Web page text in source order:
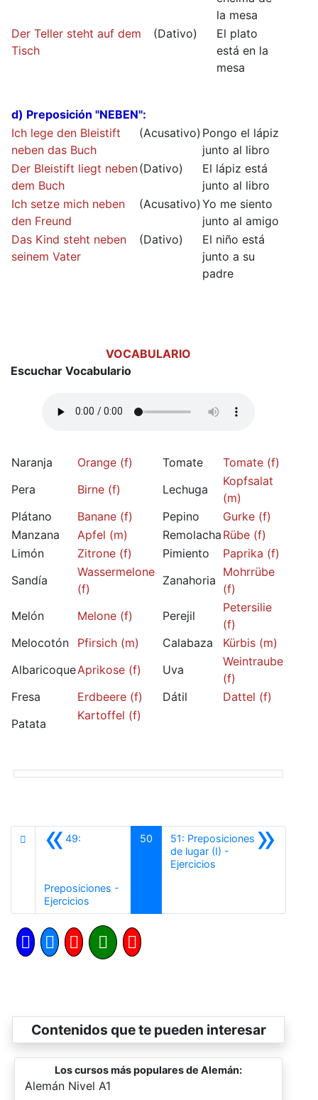
la mesa
Der Teller steht auf dem
Tisch
(Dativo)
El plato
está en la
mesa
d) Preposición "NEBEN":
Ich lege den Bleistift
neben das Buch
(Acusativo) Pongo el lápiz
junto al libro
Der Bleistift liegt neben
dem Buch
(Dativo)
El lápiz está
junto al libro
Ich setze mich neben
den Freund
(Acusativo) Yo me siento
junto al amigo
Das Kind steht neben
seinem Vater
(Dativo)
El niño está
junto a su
padre
VOCABULARIO
Escuchar Vocabulario
Naranja Orange (f) Tomate
Tomate (f)
Pera
Birne (f) Lechuga
Kopfsalat
(m)
Plátano
Banane (f) Pepino
Gurke (f)
Manzana
Apfel (m) Remolacha Rübe (f)
Limón
Zitrone (f) Pimiento
Paprika (f)
Sandía
Wassermelone
(f)
Zanahoria
Mohrrübe
(f)
Melón
Melone (f) Perejil
Petersilie
(f)
Melocotón
Pfirsich (m) Calabaza
Kürbis (m)
AlbaricoqueAprikose (f) Uva
Weintraube
(f)
Fresa
Erdbeere (f) Dátil
Dattel (f)
Patata
Kartoffel (f)
«49:
Preposiciones -
Ejercicios
50 »
51: Preposiciones
de lugar (I) -
Ejercicios
Contenidos que te pueden interesar
Los cursos más populares de Alemán:
-
Alemán Nivel A1